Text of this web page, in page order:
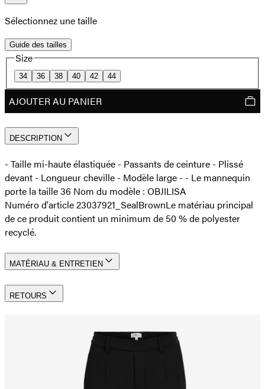
Sélectionnez une taille
Guide des tailles
Size
34 36 38 40 42 44
AJOUTER AU PANIER
DESCRIPTION
- Taille mi-haute élastiquée - Passants de ceinture - Plissé
devant - Longueur cheville - Modèle large - - Le mannequin
porte la taille 36 Nom du modèle : OBJILISA
Numéro d'article 23037921_SealBrownLe matériau principal
de ce produit contient un minimum de 50 % de polyester
recyclé.
MATÉRIAU & ENTRETIEN
RETOURS